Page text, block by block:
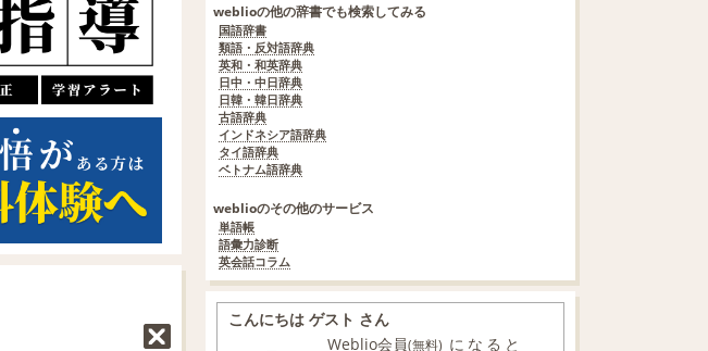
weblioの他の辞書でも検索してみる
国語辞書
類語・反対語辞典
英和・和英辞典
日中・中日辞典
日韓・韓日辞典
古語辞典
インドネシア語辞典
タイ語辞典
ベトナム語辞典
weblioのその他のサービス
単語帳
語彙力診断
英会話コラム
こんにちは ゲスト さん
Weblio会員(無料) になると